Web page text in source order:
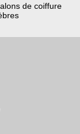
de coiffure